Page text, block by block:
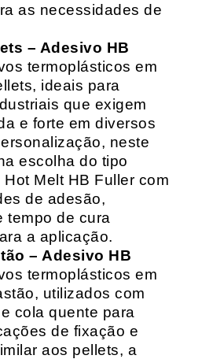
as necessidades de
– Adesivo HB
termoplásticos em
ideais para
que exigem
e forte em diversos
neste
escolha do tipo
Melt HB Fuller com
de adesão,
tempo de cura
a aplicação.
– Adesivo HB
termoplásticos em
utilizados com
cola quente para
de fixação e
aos pellets, a